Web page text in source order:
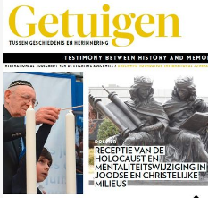
Nr. 130 (04/2020) Receptie van de
Holocaust en mentaliteitswijziging
in Joodse en Christelijke milieus